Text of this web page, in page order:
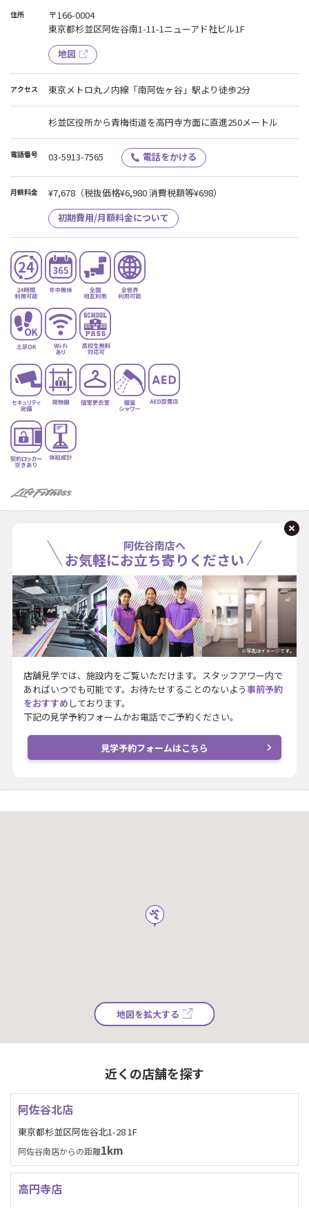
住所
〒166-0004
東京都杉並区阿佐谷南1-11-1ニューアド社ビル1F
地図
アクセス 東京メトロ丸ノ内線「南阿佐ヶ谷」駅より徒歩2分
杉並区役所から青梅街道を高円寺方面に直進250メートル
電話番号 03-5913-7565 電話をかける
月額料金 ¥7,678 （税抜価格¥6,980 消費税額等¥698）
初期費用/月額料金について
阿佐谷南店へ
お気軽にお立ち寄りください
※写真はイメージです。
店舗見学では、施設内をご覧いただけます。スタッフアワー内で
あればいつでも可能です。お待たせすることのないよう事前予約
をおすすめ しております。
下記の見学予約フォームかお電話でご予約ください。
見学予約フォームはこちら
地図を拡大する
近くの店舗を探す
阿佐谷北店
東京都杉並区阿佐谷北1-28 1F
阿佐谷南店からの距離1km
高円寺店